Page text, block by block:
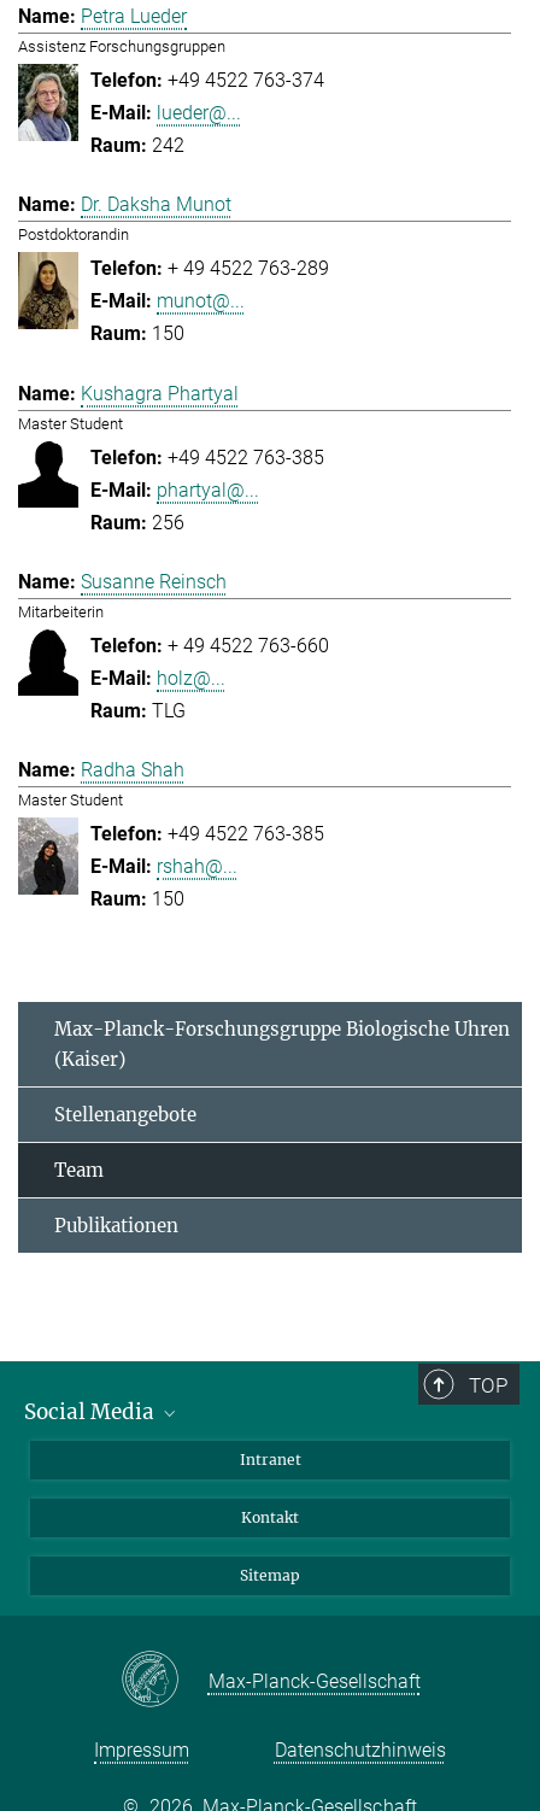
Petra Lueder
Assistenz Forschungsgruppen
+49 4522 763-374
lueder@...
242
Dr. Daksha Munot
Postdoktorandin
+ 49 4522 763-289
munot@...
150
Kushagra Phartyal
Master Student
+49 4522 763-385
phartyal@...
256
Susanne Reinsch
Mitarbeiterin
+ 49 4522 763-660
holz@...
TLG
Radha Shah
Master Student
+49 4522 763-385
rshah@...
150
Max-Planck-Forschungsgruppe Biologische Uhren
(Kaiser)
Stellenangebote
Team
Publikationen
TOP
Social Media
LinkedIn
Intranet
Kontakt
Sitemap
Max-Planck-Gesellschaft
Impressum Datenschutzhinweis